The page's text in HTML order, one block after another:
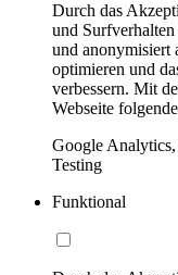
Durch das
und
und anonymisiert
optimieren und
verbessern. Mit
Webseite
Google
Testing
Funktional